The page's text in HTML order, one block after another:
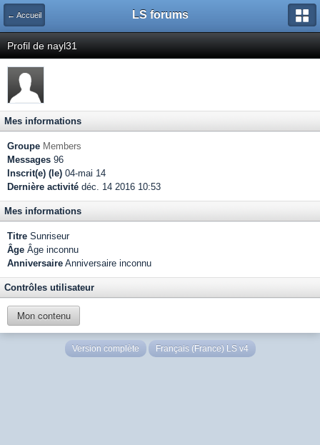
← Accueil LS forums
Profil de nayl31
Mes informations
Groupe Members
Messages 96
Inscrit(e) (le) 04-mai 14
Dernière activité déc. 14 2016 10:53
Mes informations
Titre Sunriseur
Âge Âge inconnu
Anniversaire Anniversaire inconnu
Contrôles utilisateur
Mon contenu
Version complète Français (France) LS v4